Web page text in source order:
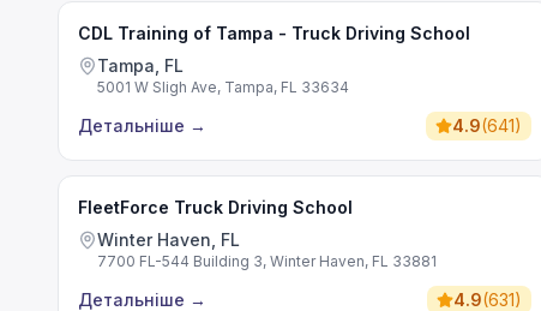
CDL Training of Tampa - Truck Driving School
Tampa, FL
5001 W Sligh Ave, Tampa, FL 33634
Детальніше → 4.9(641)
FleetForce Truck Driving School
Winter Haven, FL
7700 FL-544 Building 3, Winter Haven, FL 33881
Детальніше → 4.9(631)